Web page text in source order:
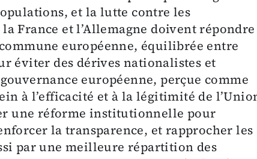
et la lutte contre les
France et l’Allemagne doivent répondre
européenne, équilibrée entre
éviter des dérives nationalistes et
européenne, perçue comme
à l’efficacité et à la légitimité de
une réforme institutionnelle pour
la transparence, et rapprocher les
par une meilleure répartition des